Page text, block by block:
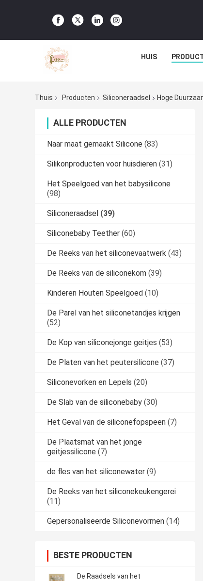
HUIS
Thuis Producten Siliconeraadsel Hoge
ALLE PRODUCTEN
Naar maat gemaakt Silicone (83)
Silikonproducten voor huisdieren (31)
Het Speelgoed van het babysilicone
(98)
Siliconeraadsel (39)
Siliconebaby Teether (60)
De Reeks van het siliconevaatwerk (43)
De Reeks van de siliconekom (39)
Kinderen Houten Speelgoed (10)
De Parel van het siliconetandjes krijgen
(52)
De Kop van siliconejonge geitjes (53)
De Platen van het peutersilicone (37)
Siliconevorken en Lepels (20)
De Slab van de siliconebaby (30)
Het Geval van de siliconefopspeen (7)
De Plaatsmat van het jonge
geitjessilicone (7)
de fles van het siliconewater (9)
De Reeks van het siliconekeukengerei
(11)
Gepersonaliseerde Siliconevormen (14)
BESTE PRODUCTEN
De Raadsels van het